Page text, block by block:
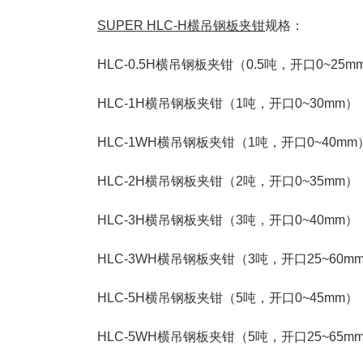
SUPER HLC-H横吊钢板夹钳规格：
HLC-0.5H横吊钢板夹钳（0.5吨，开口0~25mm
HLC-1H横吊钢板夹钳（1吨，开口0~30mm）
HLC-1WH横吊钢板夹钳（1吨，开口0~40mm）
HLC-2H横吊钢板夹钳（2吨，开口0~35mm）
HLC-3H横吊钢板夹钳（3吨，开口0~40mm）
HLC-3WH横吊钢板夹钳（3吨，开口25~60mm
HLC-5H横吊钢板夹钳（5吨，开口0~45mm）
HLC-5WH横吊钢板夹钳（5吨，开口25~65mm